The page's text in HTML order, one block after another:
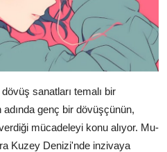
sanatları temalı bir
genç bir dövüşçünün,
mücadeleyi konu alıyor. Mu-
Kuzey Denizi'nde inzivaya